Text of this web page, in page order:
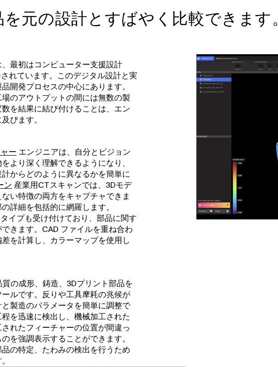
元の設計とすばやく比較できます。
最初はコンピューター支援設計
れています。このデジタル設計と実
開発プロセスの中心にあります。
のアウトプットの間には無数の製
を結果に結び付けることは、エン
びます。
ー エンジニアは、自分とビジョン
より深く理解できるようになり、
からどのように異なるかを簡単に
ン 産業用CTスキャンでは、3Dモデ
い特徴の両方をキャプチャできま
詳細を包括的に網羅します。
イプも受け付けており、部品に関す
きます。CAD ファイルを重ね合わ
を計算し、カラーマップを使用し
の成形、鋳造、3Dプリント部品を
ルです。反りや工具摩耗の兆候が
製造のパラメータを簡単に調整で
を迅速に検出し、機械加工された
れたフィーチャーの位置が間違っ
を強調表示することができます。
の特定、たわみの検出を行うため